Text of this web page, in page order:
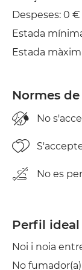
Despeses: 0 €
Estada
Estada
Normes
No
No es
Perfil ideal
Noi i noia
No fumador(a)